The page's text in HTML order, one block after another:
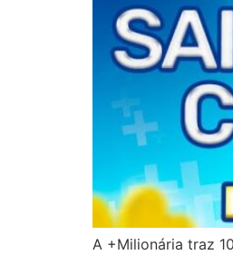
A +Milionária traz